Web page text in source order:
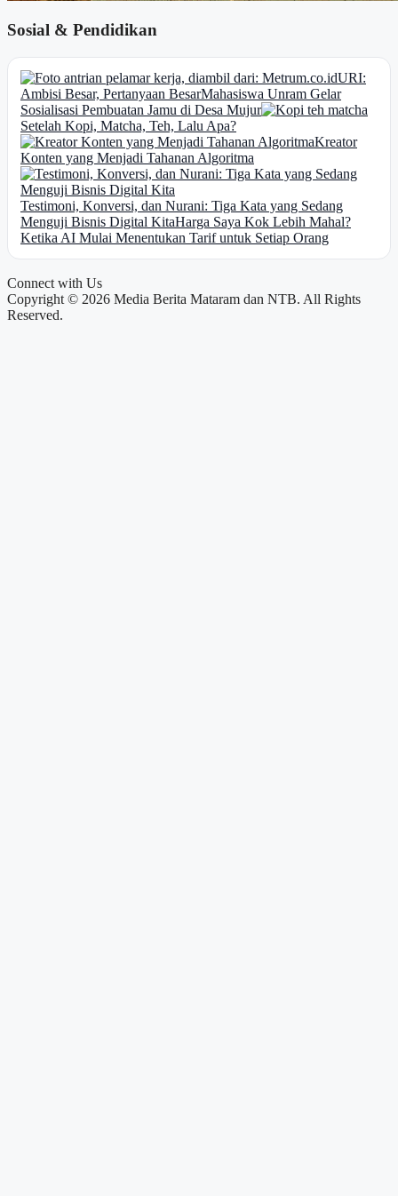
Sosial & Pendidikan
URI:
Ambisi Besar, Pertanyaan BesarMahasiswa Unram Gelar
Sosialisasi Pembuatan Jamu di Desa Mujur
Setelah Kopi, Matcha, Teh, Lalu Apa?
Kreator
Konten yang Menjadi Tahanan Algoritma
Testimoni, Konversi, dan Nurani: Tiga Kata yang Sedang
Menguji Bisnis Digital KitaHarga Saya Kok Lebih Mahal?
Ketika AI Mulai Menentukan Tarif untuk Setiap Orang
Connect with Us
Copyright © 2026 Media Berita Mataram dan NTB. All Rights
Reserved.